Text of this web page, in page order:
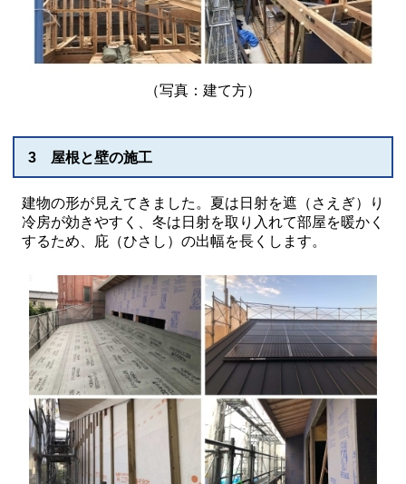
（写真：建て方）
3 屋根と壁の施工
建物の形が見えてきました。夏は日射を遮（さえぎ）り
冷房が効きやすく、冬は日射を取り入れて部屋を暖かく
するため、庇（ひさし）の出幅を長くします。